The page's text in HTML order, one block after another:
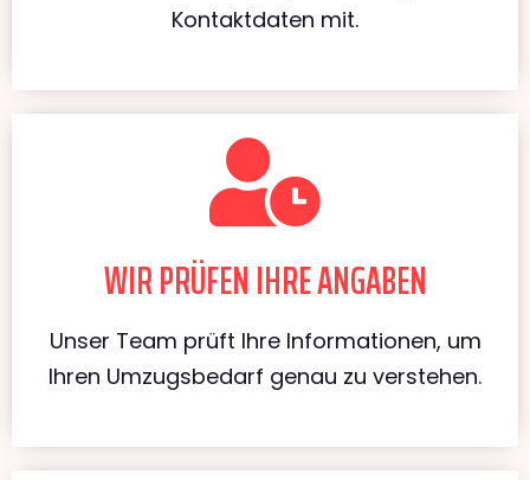
Kontaktdaten mit.
WIR PRÜFEN IHRE ANGABEN
Unser Team prüft Ihre Informationen, um
Ihren Umzugsbedarf genau zu verstehen.